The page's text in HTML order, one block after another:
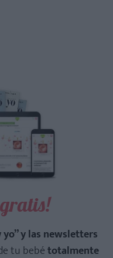
y las newsletters
tu bebétotalmente